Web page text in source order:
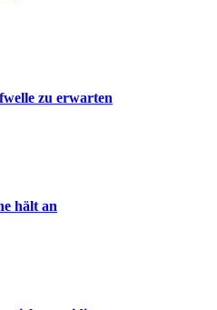
zu erwarten
hält an